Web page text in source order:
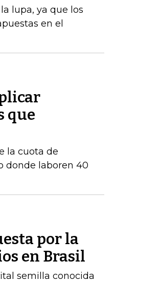
lupa, ya que los
en el
que
la cuota de
donde laboren 40
por la
en Brasil
semilla conocida